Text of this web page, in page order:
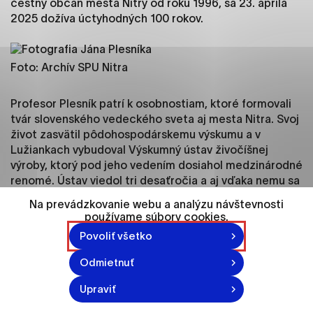
čestný občan mesta Nitry od roku 1996, sa 23. apríla
2025 dožíva úctyhodných 100 rokov.
Foto: Archív SPU Nitra
Profesor Plesník patrí k osobnostiam, ktoré formovali
tvár slovenského vedeckého sveta aj mesta Nitra. Svoj
život zasvätil pôdohospodárskemu výskumu a v
Lužiankach vybudoval Výskumný ústav živočíšnej
výroby, ktorý pod jeho vedením dosiahol medzinárodné
renomé. Ústav viedol tri desaťročia a aj vďaka nemu sa
vedy.
Cesta profesora Plesníka k vede nebola jednoduchá.
Ako dieťa vyrastal na kopaniciach, v tesnom kontakte s
prírodou, ktorá ho naučila vnímať život v jeho
najjemnejších odtieňoch. Táto citlivosť ho sprevádzala
celý život – či už hovoril o potrebe ochrany včiel,
Na prevádzkovanie webu a analýzu návštevnosti
používame súbory cookies.
Povoliť všetko
Odmietnuť
Upraviť
ako je navigácia na stránke a prístup k
zabezpečeným oblastiam webovej stránky. Bez
fungovať.
Analytické cookies pomáhajú prevádzkovateľovi
stránok pochopiť, ako návštevníci stránok stránku
používajú, aby mohol stránky optimalizovať a
ponúknuť im lepšiu skúsenosť. Všetky dáta sa
zbierajú anonymne a nie je možné ich spojiť s
konkrétnou osobou.
Označiť všetko
Uložiť nastavenia
Viac informácií